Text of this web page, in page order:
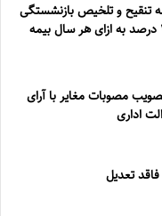
۱۱ بخشنامه تنقیح و تلخیص بازنشستگی
در خصوص افزایش ۵‏‏‏‏‏‏‏‏‏/۲ درصد به ازای هر سال بیمه
مصوبات مغایر با آرای
اداری
تعدیل